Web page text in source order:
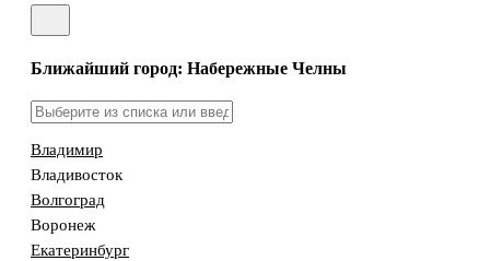
Ближайший город: Набережные Челны
Владимир
Владивосток
Волгоград
Воронеж
Екатеринбург